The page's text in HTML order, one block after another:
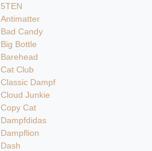
5TEN
Antimatter
Bad Candy
Big Bottle
Barehead
Cat Club
Classic Dampf
Cloud Junkie
Copy Cat
Dampfdidas
Dampflion
Dash